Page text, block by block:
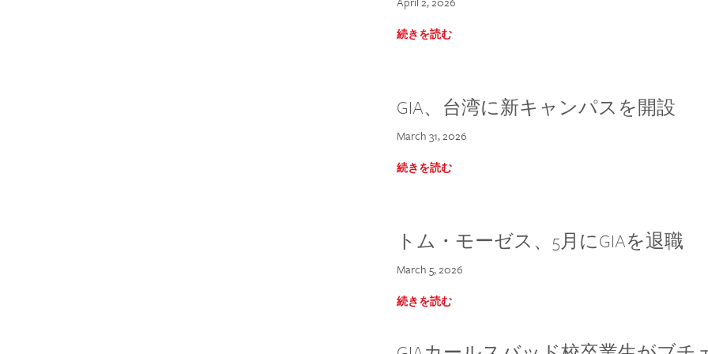
続きを読む
GIA、台湾に新キャンパスを開設
March 31, 2026
続きを読む
トム・モーゼス、5月にGIAを退職
March 5, 2026
続きを読む